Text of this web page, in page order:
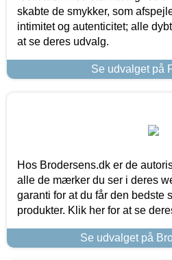
skabte de smykker, som
intimitet og autenticitet; alle
at se deres udvalg.
Se udvalget på
Hos Brodersens.dk er de
alle de mærker du ser i deres
garanti for at du får den bedste
produkter. Klik her for at se
Se udvalget på